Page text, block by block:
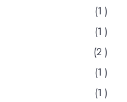
(1 )
(1 )
(2 )
(1 )
(1 )